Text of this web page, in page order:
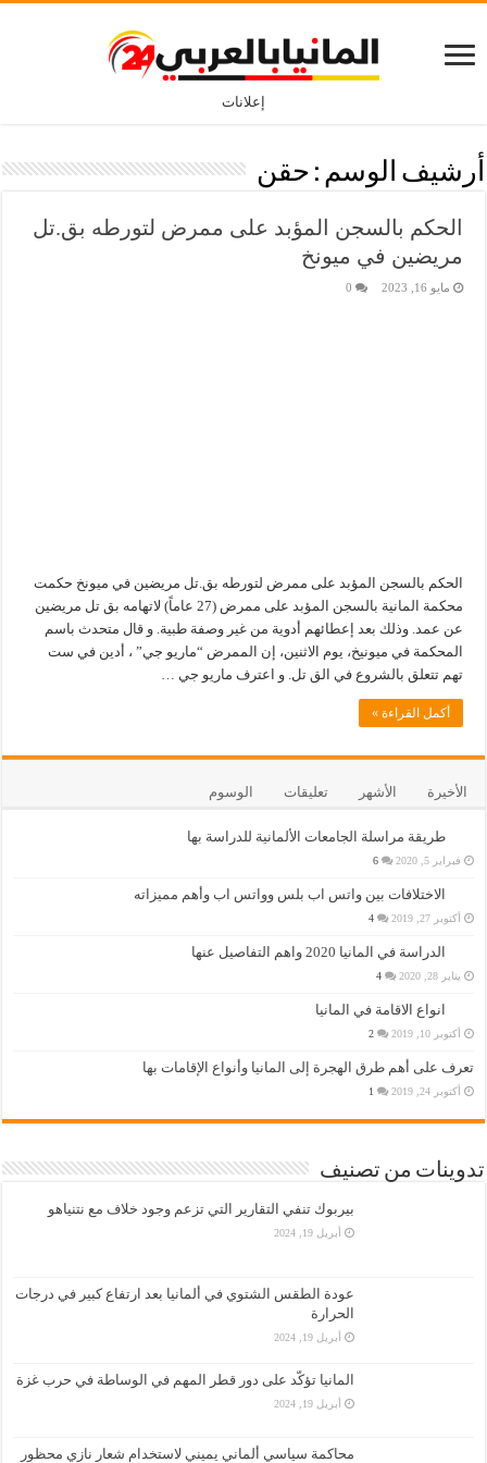
إعلانات
أرشيف الوسم : حقن
الحكم بالسجن المؤبد على ممرض لتورطه بق.تل
مريضين في ميونخ
مايو 16, 2023 0
الحكم بالسجن المؤبد على ممرض لتورطه بق.تل مريضين في ميونخ حكمت
محكمة المانية بالسجن المؤبد على ممرض (27 عاماً) لاتهامه بق تل مريضين
عن عمد. وذلك بعد إعطائهم أدوية من غير وصفة طبية. و قال متحدث باسم
المحكمة في ميونيخ، يوم الاثنين، إن الممرض “ماريو جي” ، أدين في ست
تهم تتعلق بالشروع في الق تل. و اعترف ماريو جي …
أكمل القراءة »
الأخيرة الأشهر تعليقات الوسوم
طريقة مراسلة الجامعات الألمانية للدراسة بها
فبراير 5, 2020 6
الاختلافات بين واتس اب بلس وواتس اب وأهم مميزاته
أكتوبر 27, 2019 4
الدراسة في المانيا 2020 واهم التفاصيل عنها
يناير 28, 2020 4
انواع الاقامة في المانيا
أكتوبر 10, 2019 2
تعرف على أهم طرق الهجرة إلى المانيا وأنواع الإقامات بها
أكتوبر 24, 2019 1
تدوينات من تصنيف
بيربوك تنفي التقارير التي تزعم وجود خلاف مع نتنياهو
أبريل 19, 2024
عودة الطقس الشتوي في ألمانيا بعد ارتفاع كبير في درجات
الحرارة
أبريل 19, 2024
المانيا تؤكّد على دور قطر المهم في الوساطة في حرب غزة
أبريل 19, 2024
محاكمة سياسي ألماني يميني لاستخدام شعار نازي محظور